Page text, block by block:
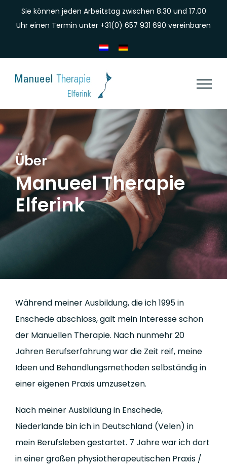
Sie können jeden Arbeitstag zwischen 8.30 und 17.00
Uhr einen Termin unter +31(0) 657 931 690 vereinbaren
Über
Manueel Therapie
Elferink
Während meiner Ausbildung, die ich 1995 in
Enschede abschloss, galt mein Interesse schon
der Manuellen Therapie. Nach nunmehr 20
Jahren Berufserfahrung war die Zeit reif, meine
Ideen und Behandlungsmethoden selbständig in
einer eigenen Praxis umzusetzen.
Nach meiner Ausbildung in Enschede,
Niederlande bin ich in Deutschland (Velen) in
mein Berufsleben gestartet. 7 Jahre war ich dort
in einer großen physiotherapeutischen Praxis /